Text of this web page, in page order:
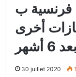
فرنسية ب
أخرى
30 juillet 2020